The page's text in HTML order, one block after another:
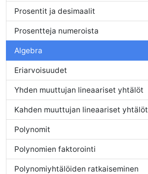
Prosentit ja desimaalit
Prosentteja numeroista
Algebra
Eriarvoisuudet
Yhden muuttujan lineaariset yhtälöt
Kahden muuttujan lineaariset yhtälöt
Polynomit
Polynomien faktorointi
Polynomiyhtälöiden ratkaiseminen